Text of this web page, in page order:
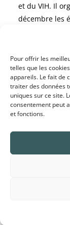
Pour offrir les
telles que les
appareils. Le fait de
traiter des données
uniques sur ce site.
consentement peut
et fonctions.
et du VIH. Il
décembre les
ENIPSE
Tél :04 93 71